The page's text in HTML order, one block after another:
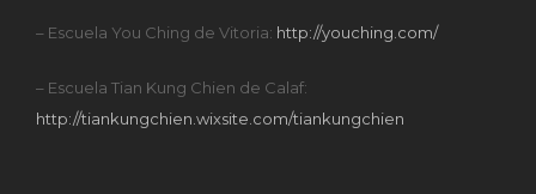
– Escuela You Ching de Vitoria: http://youching.com/
– Escuela Tian Kung Chien de Calaf:
http://tiankungchien.wixsite.com/tiankungchien